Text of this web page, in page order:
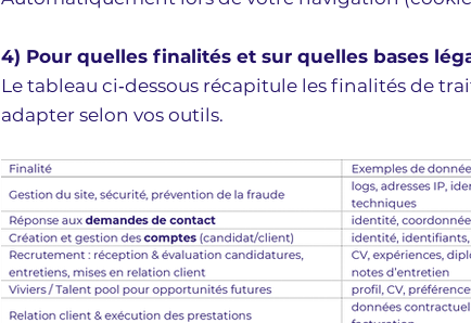
4) Pour quelles finalités et sur quelles bases
Le tableau ci‑dessous récapitule les finalités de
adapter selon vos outils.